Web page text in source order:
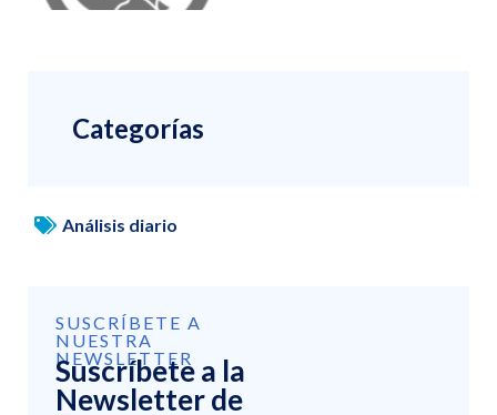
Categorías
Análisis diario
SUSCRÍBETE A
NUESTRA
NEWSLETTER
Suscríbete a la
Newsletter de